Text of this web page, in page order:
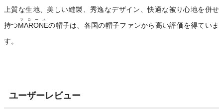
上質な生地、美しい縫製、秀逸なデザイン、快適な被り心地を併せ
持つMARONE
マローネ
の帽子は、各国の帽子ファンから高い評価を得ていま
す。
ユーザーレビュー